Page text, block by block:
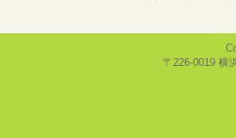
〒226-0019 横